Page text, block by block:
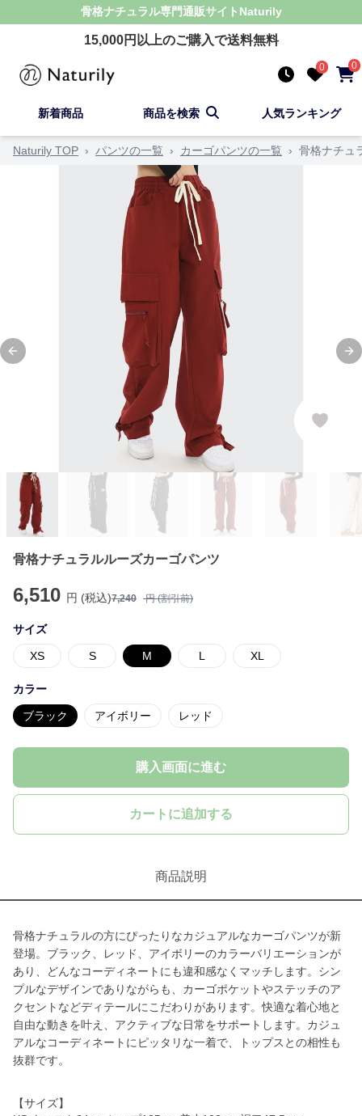
骨格ナチュラル専門通販サイト Naturily
15,000円以上のご購入で送料無料
0 0
新着商品 商品を検索 人気ランキング
Naturily TOP › パンツの一覧 › カーゴパンツの一覧 › 骨格ナチュ
Previous slide
骨格ナチュラルルーズカーゴパンツ
6,510 円 (税込)7,240 円 (割引前)
サイズ
XS S M L XL
カラー
ブラック アイボリー レッド
購入画面に進む
カートに追加する
商品説明
骨格ナチュラルの方にぴったりなカジュアルなカーゴパンツが新
登場。ブラック、レッド、アイボリーのカラーバリエーションが
あり、どんなコーディネートにも違和感なくマッチします。シン
プルなデザインでありながらも、カーゴポケットやステッチのア
クセントなどディテールにこだわりがあります。快適な着心地と
自由な動きを叶え、アクティブな日常をサポートします。カジュ
アルなコーディネートにピッタリな一着で、トップスとの相性も
抜群です。
【サイズ】